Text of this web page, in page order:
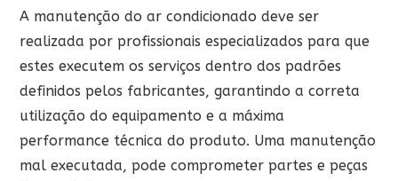
A manutenção do ar condicionado deve ser
realizada por profissionais especializados para que
estes executem os serviços dentro dos padrões
definidos pelos fabricantes, garantindo a correta
utilização do equipamento e a máxima
performance técnica do produto. Uma manutenção
mal executada, pode comprometer partes e peças